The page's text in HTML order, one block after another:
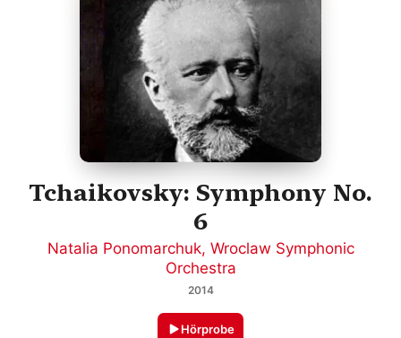
Tchaikovsky: Symphony No.
6
Natalia Ponomarchuk, Wroclaw Symphonic
Orchestra
2014
Hörprobe